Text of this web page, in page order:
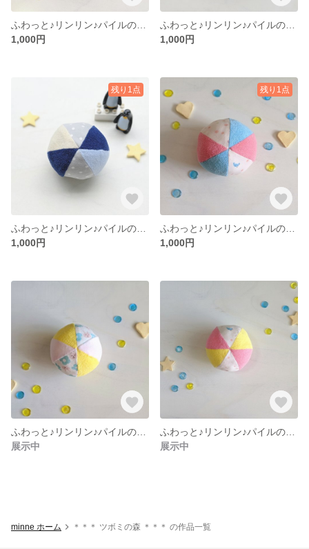
1,000円
1,000円
残り1点
1,000円
残り1点
1,000円
展示中
展示中
minne ホーム ＊＊＊ ツボミの森 ＊＊＊ の作品一覧